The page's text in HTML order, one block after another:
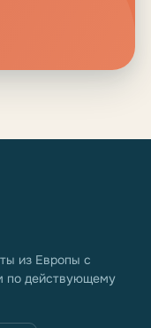
из Европы с
по действующему